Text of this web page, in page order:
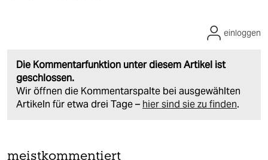
Die Kommentarfunktion unter diesem Artikel ist
geschlossen.
Wir öffnen die Kommentarspalte bei ausgewählten
Artikeln für etwa drei Tage – hier sind sie zu finden.
einloggen
meistkommentiert